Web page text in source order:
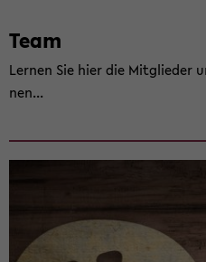
Team
Ler­nen Sie hier die Mit­glie­der
nen...